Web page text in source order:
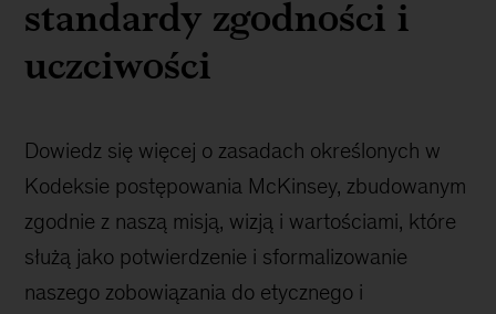
standardy zgodności i
uczciwości
Dowiedz się więcej o zasadach określonych w
Kodeksie postępowania McKinsey, zbudowanym
zgodnie z naszą misją, wizją i wartościami, które
służą jako potwierdzenie i sformalizowanie
naszego zobowiązania do etycznego i